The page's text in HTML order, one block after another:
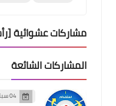
مشاركات عشوائية
المشاركات الشائعة
04 سبتمبر 2022